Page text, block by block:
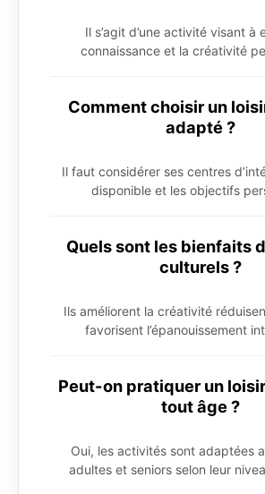
Il s’agit d’une activité visant à
connaissance et la créativité
Comment choisir un
adapté ?
Il faut considérer ses centres
disponible et les objectifs
Quels sont les bienfaits
culturels ?
Ils améliorent la créativité
favorisent l’épanouissement
Peut-on pratiquer un
tout âge ?
Oui, les activités sont adaptées
adultes et seniors selon leur